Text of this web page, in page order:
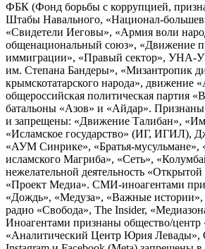
ФБК (Фонд борьбы с коррупцией,
Штабы Навального, «Национал-
«Свидетели Иеговы», «Армия воли
общенациональный союз», «Движение
иммиграции», «Правый сектор»,
им. Степана Бандеры», «Мизантропик
крымскотатарского народа», движение
общероссийская политическая партия
батальоны «Азов» и «Айдар». Признаны
и запрещены: «Движение Талибан»,
«Исламское государство» (ИГ, ИГИЛ),
«АУМ Синрике», «Братья-мусульмане»,
исламского Магриба», «Сеть»,
нежелательной деятельность
«Проект Медиа». СМИ-иноагентами
«Дождь», «Медуза», «Важные
радио «Свобода», The Insider,
Иноагентами признаны общество/
«Аналитический Центр Юрия Левады»,